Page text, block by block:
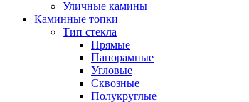
Уличные камины
Каминные топки
Тип стекла
Прямые
Панорамные
Угловые
Сквозные
Полукруглые